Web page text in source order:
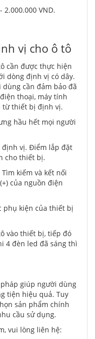
2.000.000 VND.
vị cho ô tô
cần được thực hiện
dòng định vị có dây.
cần đảm bảo đã
thoại, máy tính
từ thiết bị định vị.
hầu hết mọi người
định vị. Điểm lắp đặt
cho thiết bị.
kiếm và kết nối
của nguồn điện
phụ kiện của thiết bị
vào thiết bị, tiếp đó
4 đèn led đã sáng thì
giúp người dùng
tiện hiệu quả. Tuy
sản phẩm chính
cầu sử dụng.
vui lòng liên hệ: